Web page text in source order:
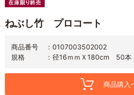
ねぶし竹 プロコート
商品番号
0107003502002
規格
径16ｍｍＸ180cm 50本
商品購入